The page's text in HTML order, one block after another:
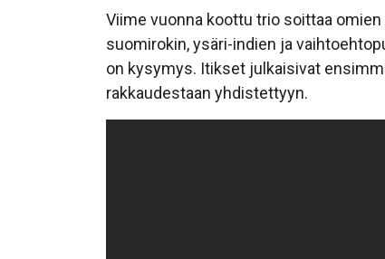
Viime vuonna koottu trio soittaa
suomirokin, ysäri-indien ja
on kysymys. Itikset julkaisivat
rakkaudestaan yhdistettyyn.